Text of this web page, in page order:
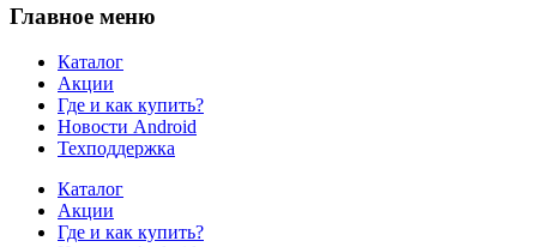
Главное меню
Каталог
Акции
Где и как купить?
Новости Android
Техподдержка
Каталог
Акции
Где и как купить?